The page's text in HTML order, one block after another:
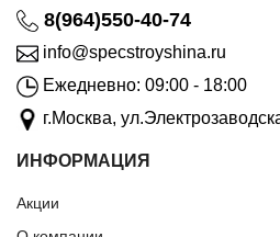
8(964)550-40-74
info@specstroyshina.ru
Ежедневно: 09:00 - 18:00
г.Москва,
ИНФОРМАЦИЯ
Акции